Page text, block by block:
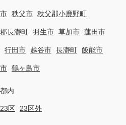
秩父市 秩父郡小鹿野町
長瀞町 羽生市 草加市 蓮田市
行田市 越谷市 長瀞町 飯能市
鶴ヶ島市
内
区 23区外